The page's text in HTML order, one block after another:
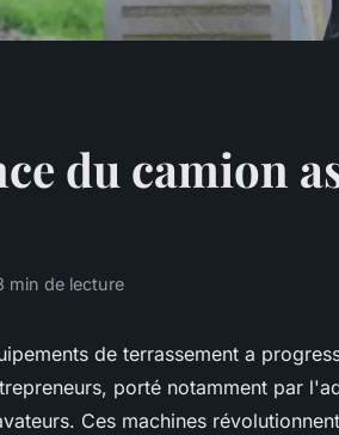
du camion
min de lecture
de terrassement a
porté notamment par
Ces machines